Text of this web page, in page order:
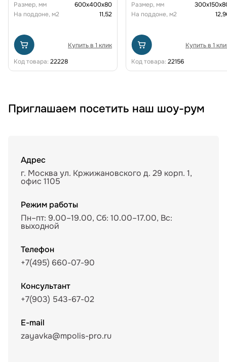
Размер, мм
600х400х80
На поддоне, м2
11,52
Купить в 1 клик
Код товара: 22228
Размер, мм
На поддоне, м2
Купить в 1
Код товара: 22156
Приглашаем посетить наш шоу-рум
Адрес
г. Москва ул. Кржижановского д. 29 корп. 1,
офис 1105
Режим работы
Пн–пт: 9.00–19.00, Сб: 10.00–17.00, Вс:
выходной
Телефон
+7(495) 660-07-90
Консультант
+7(903) 543-67-02
E-mail
zayavka@mpolis-pro.ru